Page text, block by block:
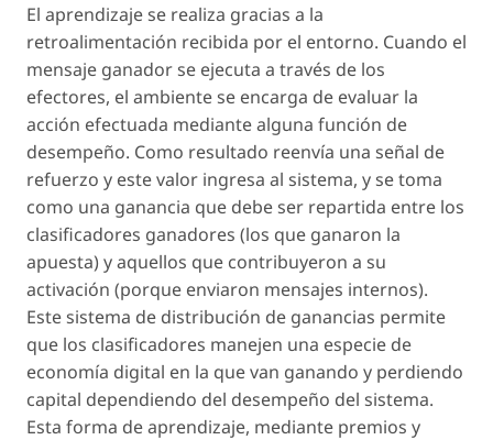
El aprendizaje se realiza gracias a la
retroalimentación recibida por el entorno. Cuando el
mensaje ganador se ejecuta a través de los
efectores, el ambiente se encarga de evaluar la
acción efectuada mediante alguna función de
desempeño. Como resultado reenvía una señal de
refuerzo y este valor ingresa al sistema, y se toma
como una ganancia que debe ser repartida entre los
clasificadores ganadores (los que ganaron la
apuesta) y aquellos que contribuyeron a su
activación (porque enviaron mensajes internos).
Este sistema de distribución de ganancias permite
que los clasificadores manejen una especie de
economía digital en la que van ganando y perdiendo
capital dependiendo del desempeño del sistema.
Esta forma de aprendizaje, mediante premios y